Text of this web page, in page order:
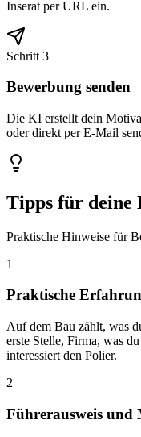
Inserat per URL ein.
Schritt 3
Bewerbung senden
Die KI erstellt dein
oder direkt per E-Mail
Tipps für deine
Praktische Hinweise für
1
Praktische
Auf dem Bau zählt, was
erste Stelle, Firma, was
interessiert den Polier.
2
Führerausweis und